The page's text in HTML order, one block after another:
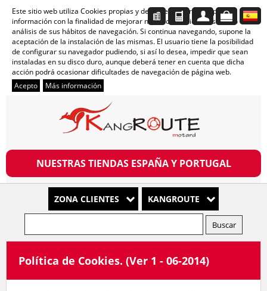
Este sitio web utiliza Cookies propias y de terceros para recopilar
información con la finalidad de mejorar nuestros servicios, así como el
análisis de sus hábitos de navegación. Si continua navegando, supone la
aceptación de la instalación de las mismas. El usuario tiene la posibilidad
de configurar su navegador pudiendo, si así lo desea, impedir que sean
instaladas en su disco duro, aunque deberá tener en cuenta que dicha
acción podrá ocasionar dificultades de navegación de página web.
Acepto
Más información
NUESTRAS TIENDAS ESPAÑA Y PORTUGAL
ZONA CLIENTES KANGROUTE
Política de Cookies. (Ver 1 - 06-2014)